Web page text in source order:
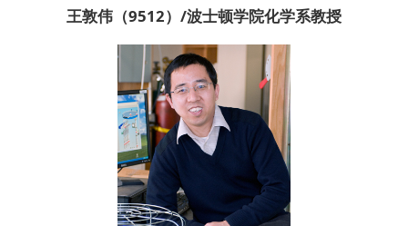
王敦伟（9512）/波士顿学院化学系教授